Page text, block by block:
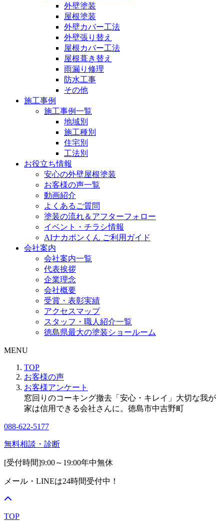
外壁塗装
屋根塗装
外壁カバー工法
外壁張り替え
屋根カバー工法
屋根葺き替え
雨漏り修理
防水工事
その他
施工事例
施工事例一覧
地域別
施工種別
住宅別
工法別
お役立ち情報
安心の外壁屋根塗装
お客様の声一覧
動画紹介
よくあるご質問
塗装の流れ＆アフターフォロー
イベント・チラシ情報
AIナカポンくん ご利用ガイド
会社案内
会社案内一覧
代表挨拶
企業理念
会社概要
受賞・表彰実績
アクセスマップ
スタッフ・職人紹介一覧
徳島県最大の塗装ショールーム
MENU
TOP
お客様の声
お客様アンケート
窓回りのコーキング撤去「安心・キレイ」大切な我が
家は信用できる会社さんに。徳島市中吉野町
088-622-5177
無料相談・診断
[受付時間]9:00～19:00年中無休
メール・LINEは24時間受付中！
TOP